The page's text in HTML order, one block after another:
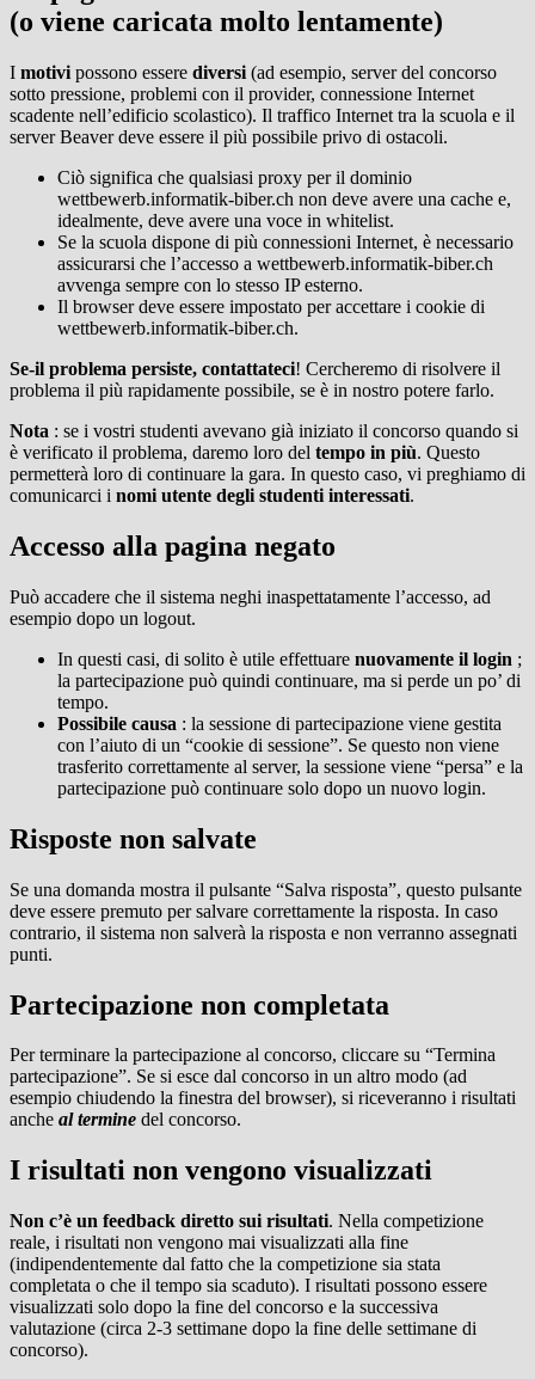
(o viene caricata molto lentamente)
I motivi possono essere diversi (ad esempio, server del concorso
sotto pressione, problemi con il provider, connessione Internet
scadente nell’edificio scolastico). Il traffico Internet tra la scuola e il
server Beaver deve essere il più possibile privo di ostacoli.
Ciò significa che qualsiasi proxy per il dominio
wettbewerb.informatik-biber.ch non deve avere una cache e,
idealmente, deve avere una voce in whitelist.
Se la scuola dispone di più connessioni Internet, è necessario
assicurarsi che l’accesso a wettbewerb.informatik-biber.ch
avvenga sempre con lo stesso IP esterno.
Il browser deve essere impostato per accettare i cookie di
wettbewerb.informatik-biber.ch.
Se-il problema persiste, contattateci! Cercheremo di risolvere il
problema il più rapidamente possibile, se è in nostro potere farlo.
Nota : se i vostri studenti avevano già iniziato il concorso quando si
è verificato il problema, daremo loro del tempo in più. Questo
permetterà loro di continuare la gara. In questo caso, vi preghiamo di
comunicarci i nomi utente degli studenti interessati.
Accesso alla pagina negato
Può accadere che il sistema neghi inaspettatamente l’accesso, ad
esempio dopo un logout.
In questi casi, di solito è utile effettuare nuovamente il login ;
la partecipazione può quindi continuare, ma si perde un po’ di
tempo.
Possibile causa : la sessione di partecipazione viene gestita
con l’aiuto di un “cookie di sessione”. Se questo non viene
trasferito correttamente al server, la sessione viene “persa” e la
partecipazione può continuare solo dopo un nuovo login.
Risposte non salvate
Se una domanda mostra il pulsante “Salva risposta”, questo pulsante
deve essere premuto per salvare correttamente la risposta. In caso
contrario, il sistema non salverà la risposta e non verranno assegnati
punti.
Partecipazione non completata
Per terminare la partecipazione al concorso, cliccare su “Termina
partecipazione”. Se si esce dal concorso in un altro modo (ad
esempio chiudendo la finestra del browser), si riceveranno i risultati
anche al termine del concorso.
I risultati non vengono visualizzati
Non c’è un feedback diretto sui risultati. Nella competizione
reale, i risultati non vengono mai visualizzati alla fine
(indipendentemente dal fatto che la competizione sia stata
completata o che il tempo sia scaduto). I risultati possono essere
visualizzati solo dopo la fine del concorso e la successiva
valutazione (circa 2-3 settimane dopo la fine delle settimane di
concorso).